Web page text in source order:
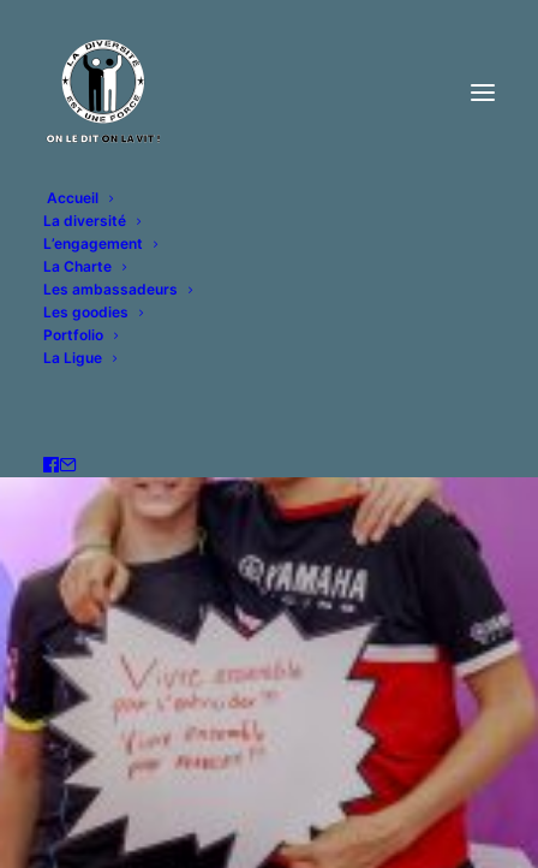
Accueil
La diversité
L’engagement
La Charte
Les ambassadeurs
Les goodies
Portfolio
La Ligue